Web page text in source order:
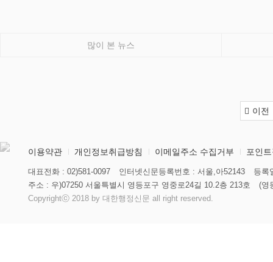
많이 본 뉴스
이전
이용약관 개인정보취급방침 이메일주소 수집거부 포인
대표전화 : 02)581-0097 인터넷신문등록번호 : 서울,아52143
등록
주소 : 우)07250 서울특별시 영등포구 영중로24길 10.2층 213호
(영
Copyrightⓒ 2018 by 대한행정신문 all right reserved.